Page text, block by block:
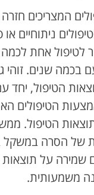
המצריכים
ניתוחיים או
לטיפול אחת לכמה
בכמה שנים. זוהי
הטיפול, יחד
הטיפולים
הטיפול.
של הסרה
שמירה על תוצאות
משמעותית.